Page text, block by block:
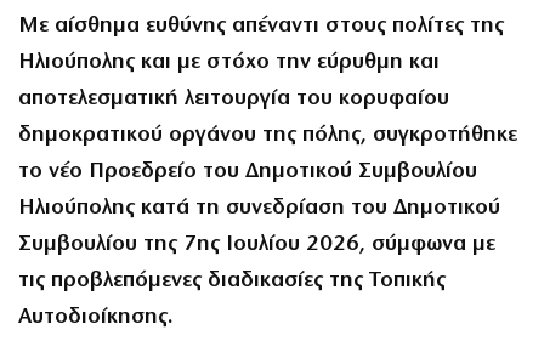
Με αίσθημα ευθύνης απέναντι στους πολίτες της
Ηλιούπολης και με στόχο την εύρυθμη και
αποτελεσματική λειτουργία του κορυφαίου
δημοκρατικού οργάνου της πόλης, συγκροτήθηκε
το νέο Προεδρείο του Δημοτικού Συμβουλίου
Ηλιούπολης κατά τη συνεδρίαση του Δημοτικού
Συμβουλίου της 7ης Ιουλίου 2026, σύμφωνα με
τις προβλεπόμενες διαδικασίες της Τοπικής
Αυτοδιοίκησης.